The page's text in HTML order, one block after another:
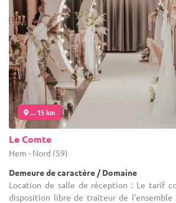
... 15 km
Le Comte
Hem - Nord (59)
Demeure de caractère / Domaine
Location de salle de réception : Le tarif
disposition libre de traiteur de l'ensemble